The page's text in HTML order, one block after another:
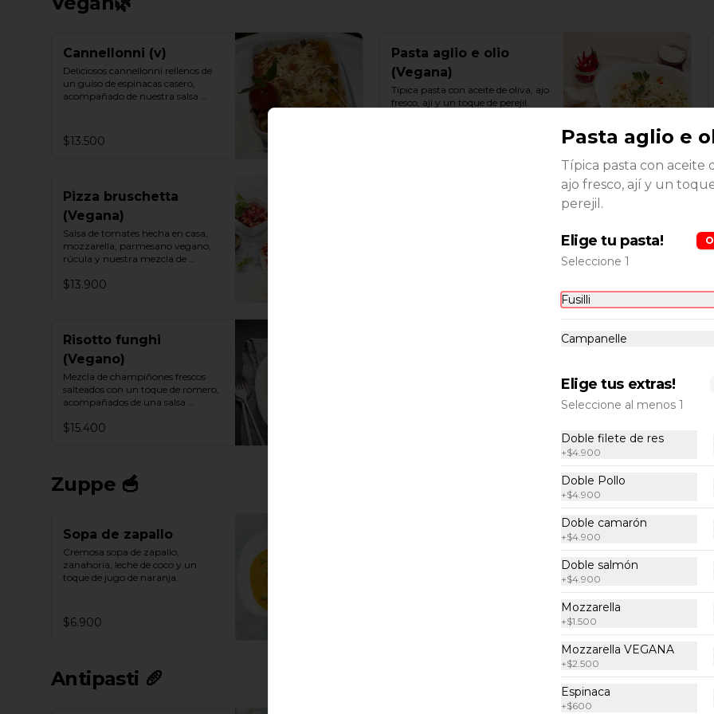
Cannellonni (v)
Deliciosos cannellonni rellenos de
un guiso de espinacas casero,
acompañado de nuestra salsa
$13.500
Pasta aglio e olio
(Vegana)
Típica pasta con aceite de oliva, ajo
fresco, ají y un toque de perejil.
Pizza bruschetta
(Vegana)
Salsa de tomates hecha en casa,
mozzarella, parmesano vegano,
rúcula y nuestra mezcla de
$13.900
Risotto funghi
(Vegano)
Mezcla de champiñones frescos
salteados con un toque de romero,
acompañados de una salsa
$15.400
Zuppe 🥣
Sopa de zapallo
Cremosa sopa de zapallo,
zanahoria, leche de coco y un
toque de jugo de naranja.
$6.900
Antipasti 🥖
Pasta aglio e
Típica pasta con aceite
ajo fresco, ají y un
perejil.
Elige tu pasta!
Seleccione 1
Fusilli
Campanelle
Elige tus extras!
Seleccione al menos 1
Doble filete de res
+$4.900
Doble Pollo
+$4.900
Doble camarón
+$4.900
Doble salmón
+$4.900
Mozzarella
+$1.500
Mozzarella VEGANA
+$2.500
Espinaca
+$600